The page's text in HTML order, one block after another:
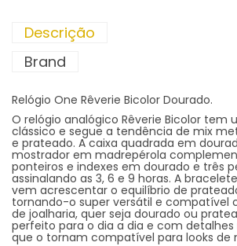
Descrição
Brand
Relógio One Rêverie Bicolor Dourado.
O relógio analógico Rêverie Bicolor tem
clássico e segue a tendência de mix
e prateado. A caixa quadrada em
mostrador em madrepérola
ponteiros e indexes em dourado e três
assinalando as 3, 6 e 9 horas. A
vem acrescentar o equilíbrio de
tornando-o super versátil e compatível
de joalharia, quer seja dourado ou
perfeito para o dia a dia e com detalhes
que o tornam compatível para looks de